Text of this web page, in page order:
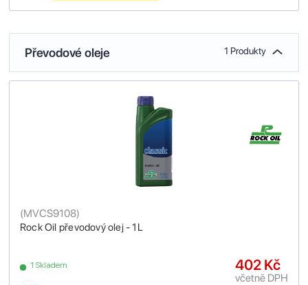
Převodové oleje 1 Produkty
Rock Oil převodový olej - 1L
(MVCS9108)
1 Skladem 402 Kč
včetně DPH